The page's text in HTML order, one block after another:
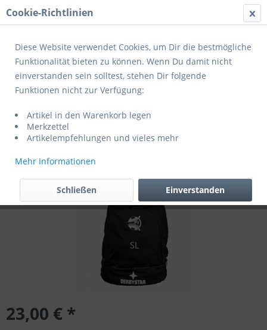
Menü
Übersicht Zusatzaustattung
(exklusiv für Mitglieder des JFV
Schieferland)
23,00 € *
Cookie-Richtlinien
Diese Website verwendet Cookies, um Dir die bestmögliche
Funktionalität bieten zu können. Wenn Du damit nicht
einverstanden sein solltest, stehen Dir folgende
Funktionen nicht zur Verfügung:
Artikel in den Warenkorb legen
Merkzettel
Artikelempfehlungen und vieles mehr
Mehr Informationen
Einverstanden
Schließen